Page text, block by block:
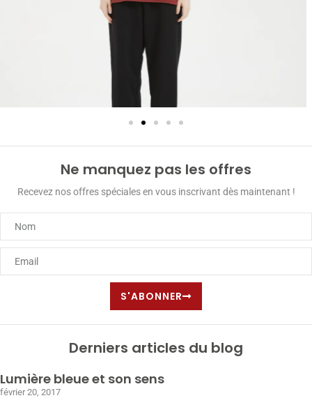
Ne manquez pas les offres
Recevez nos offres spéciales en vous inscrivant dès maintenant !
S'ABONNER
Derniers articles du blog
Lumière bleue et son sens
février 20, 2017